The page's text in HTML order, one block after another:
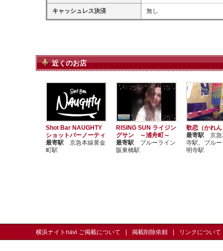
キャッシュレス決済 無し
近くのお店
Shot Bar NAUGHTY
ショットバーノーティ
最寄駅 京急本線黄金
町駅
RISING SUN ライジン
グサン ～浦舟町～
最寄駅 ブルーライン
阪東橋駅
歌恋（かれ
最寄駅 京急
寺駅、ブル
明寺駅
横浜ナイトnavi ご掲載について 掲載削除依頼 リンクについて